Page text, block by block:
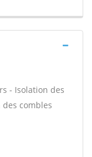
- Isolation des
combles